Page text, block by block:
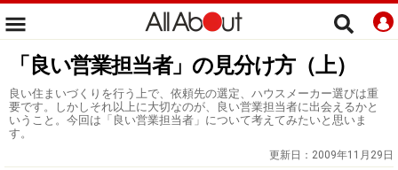
「良い営業担当者」の見分け方（上）
良い住まいづくりを行う上で、依頼先の選定、ハウスメーカー選びは重
要です。しかしそれ以上に大切なのが、良い営業担当者に出会えるかと
いうこと。今回は「良い営業担当者」について考えてみたいと思いま
す。
更新日： 2009年11月29日